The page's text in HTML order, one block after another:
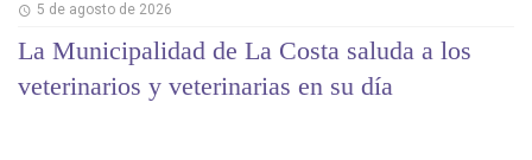
5 de agosto de 2026
La Municipalidad de La Costa saluda a los
veterinarios y veterinarias en su día